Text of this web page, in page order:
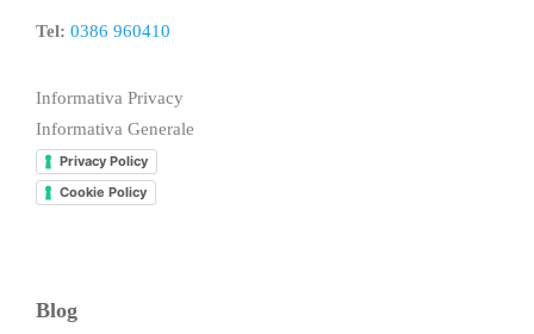
Tel: 0386 960410
Informativa Privacy
Informativa Generale
Privacy Policy
Cookie Policy
Blog